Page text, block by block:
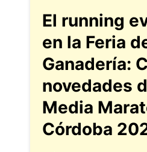
El running
en la Feria
Ganadería:
novedades
Media
Córdoba